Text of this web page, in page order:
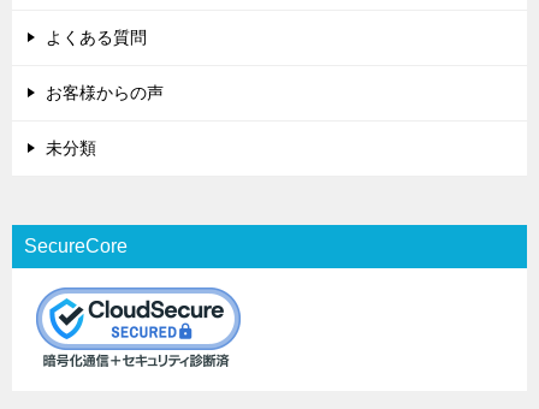
よくある質問
お客様からの声
未分類
SecureCore